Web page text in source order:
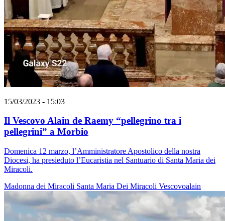
15/03/2023 - 15:03
Il Vescovo Alain de Raemy “pellegrino tra i
pellegrini” a Morbio
Domenica 12 marzo, l’Amministratore Apostolico della nostra
Diocesi, ha presieduto l’Eucaristia nel Santuario di Santa Maria dei
Miracoli.
Madonna dei Miracoli Santa Maria Dei Miracoli Vescovoalain